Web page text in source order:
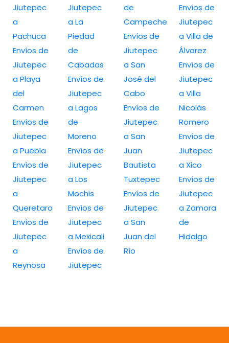
Jiutepec
a
Pachuca
Envíos de
Jiutepec
a Playa
del
Carmen
Envíos de
Jiutepec
a Puebla
Envíos de
Jiutepec
a
Queretaro
Envíos de
Jiutepec
a
Reynosa
Jiutepec
a La
Piedad
de
Cabadas
Envíos de
Jiutepec
a Lagos
de
Moreno
Envíos de
Jiutepec
a Los
Mochis
Envíos de
Jiutepec
a Mexicali
Envíos de
Jiutepec
de
Campeche
Envíos de
Jiutepec
a San
José del
Cabo
Envíos de
Jiutepec
a San
Juan
Bautista
Tuxtepec
Envíos de
Jiutepec
a San
Juan del
Río
Envíos de
Jiutepec
a Villa de
Álvarez
Envíos de
Jiutepec
a Villa
Nicolás
Romero
Envíos de
Jiutepec
a Xico
Envíos de
Jiutepec
a Zamora
de
Hidalgo